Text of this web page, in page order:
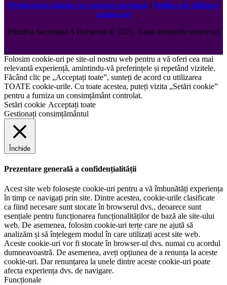
Prelucrarea datelor cu caracter personal | Politica de utilizare
cookie-uri
Primăria Sectorului 5 București ©️2021. Toate drepturile rezervate.
Folosim cookie-uri pe site-ul nostru web pentru a vă oferi cea mai
relevantă experiență, amintindu-vă preferințele și repetând vizitele.
Făcând clic pe „Acceptați toate”, sunteți de acord cu utilizarea
TOATE cookie-urile. Cu toate acestea, puteți vizita „Setări cookie”
pentru a furniza un consimțământ controlat.
Setări cookie Acceptați toate
Gestionați consimțământul
Închide
Prezentare generală a confidențialității
Acest site web folosește cookie-uri pentru a vă îmbunătăți experiența
în timp ce navigați prin site. Dintre acestea, cookie-urile clasificate
ca fiind necesare sunt stocate în browserul dvs., deoarece sunt
esențiale pentru funcționarea funcționalităților de bază ale site-ului
web. De asemenea, folosim cookie-uri terțe care ne ajută să
analizăm și să înțelegem modul în care utilizați acest site web.
Aceste cookie-uri vor fi stocate în browser-ul dvs. numai cu acordul
dumneavoastră. De asemenea, aveți opțiunea de a renunța la aceste
cookie-uri. Dar renunțarea la unele dintre aceste cookie-uri poate
afecta experiența dvs. de navigare.
Funcționale